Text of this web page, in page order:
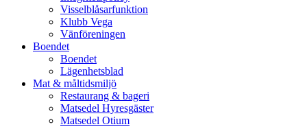
Visselblåsarfunktion
Klubb Vega
Vänföreningen
Boendet
Boendet
Lägenhetsblad
Mat & måltidsmiljö
Restaurang & bageri
Matsedel Hyresgäster
Matsedel Otium